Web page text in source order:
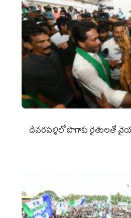
దేవరపల్లిలో పొగాకు రైతులతో